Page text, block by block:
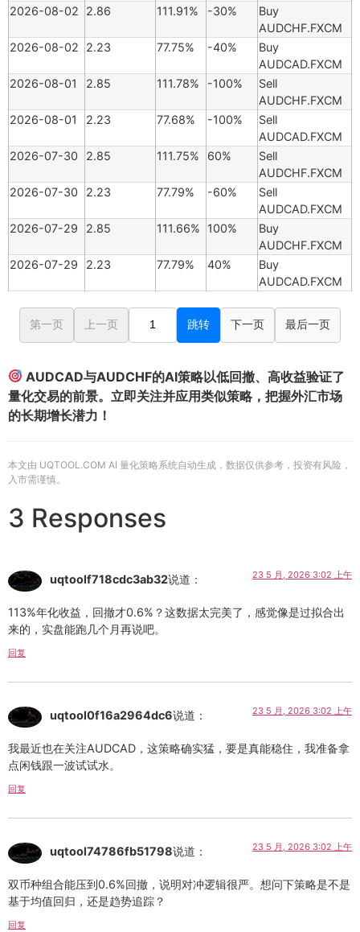
2026-08-02
2.86 111.91% -30%
Buy
AUDCHF.FXCM
2026-08-02
2.23 77.75% -40%
Buy
AUDCAD.FXCM
2026-08-01
2.85 111.78% -100%
Sell
AUDCHF.FXCM
2026-08-01
2.23 77.68% -100%
Sell
AUDCAD.FXCM
2026-07-30
2.85 111.75% 60%
Sell
AUDCHF.FXCM
2026-07-30
2.23 77.79% -60%
Sell
AUDCAD.FXCM
2026-07-29
2.85 111.66% 100%
Buy
AUDCHF.FXCM
2026-07-29
2.23 77.79% 40%
Buy
AUDCAD.FXCM
第一页 上一页 跳转 下一页 最后一页
AUDCAD与AUDCHF的AI策略以低回撤、高收益验证了
量化交易的前景。立即关注并应用类似策略，把握外汇市场
的长期增长潜力！
本文由 UQTOOL.COM AI 量化策略系统自动生成，数据仅供参考，投资有风险，
入市需谨慎。
3 Responses
uqtoolf718cdc3ab32说道： 23 5 月, 2026 3:02 上午
113%年化收益，回撤才0.6%？这数据太完美了，感觉像是过拟合出
来的，实盘能跑几个月再说吧。
回复
uqtool0f16a2964dc6说道： 23 5 月, 2026 3:02 上午
我最近也在关注AUDCAD，这策略确实猛，要是真能稳住，我准备拿
点闲钱跟一波试试水。
回复
uqtool74786fb51798说道： 23 5 月, 2026 3:02 上午
双币种组合能压到0.6%回撤，说明对冲逻辑很严。想问下策略是不是
基于均值回归，还是趋势追踪？
回复